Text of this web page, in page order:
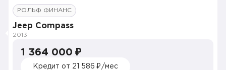
РОЛЬФ ФИНАНС
Jeep Compass
2013
1 364 000 ₽
Кредит от 21 586 ₽/мес